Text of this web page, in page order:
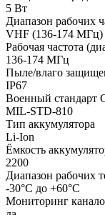
5 Вт
Диапазон рабочих
VHF (136-174 МГц)
Рабочая частота
136-174 МГц
Пыле/влаго
IP67
Военный
MIL-STD-810
Тип аккумулятора
Li-Ion
Ёмкость
2200
Диапазон рабочих
-30°С до +60°С
Мониторинг